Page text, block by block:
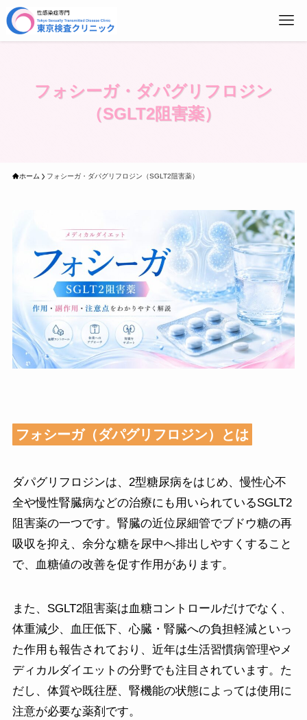
フォシーガ・ダパグリフロジン
（SGLT2阻害薬）
ホーム フォシーガ・ダパグリフロジン（SGLT2阻害薬）
フォシーガ（ダパグリフロジン）とは
ダパグリフロジンは、2型糖尿病をはじめ、慢性心不
全や慢性腎臓病などの治療にも用いられているSGLT2
阻害薬の一つです。腎臓の近位尿細管でブドウ糖の再
吸収を抑え、余分な糖を尿中へ排出しやすくすること
で、血糖値の改善を促す作用があります。
また、SGLT2阻害薬は血糖コントロールだけでなく、
体重減少、血圧低下、心臓・腎臓への負担軽減といっ
た作用も報告されており、近年は生活習慣病管理やメ
ディカルダイエットの分野でも注目されています。た
だし、体質や既往歴、腎機能の状態によっては使用に
注意が必要な薬剤です。